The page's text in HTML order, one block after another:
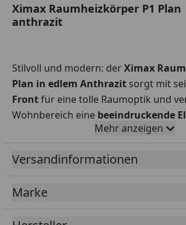
Ximax Raumheizkörper P1 Plan
anthrazit
Stilvoll und modern: derXimax
Plan in edlem Anthrazit sorgt mit
Frontfür eine tolle Raumoptik und
Wohnbereich eine beeindruckende
Darüber hinaus kann der
praktische Magnettafelverwendet
sein zeitlos-elegantes Design passt er
vielen Einrichtungsstilen und lässt
praktischem Mittenanschluss auch
Einbausituationen einfach montieren.
Mehr anzeigen
Versandinformationen
Marke